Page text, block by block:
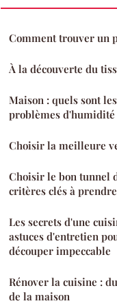
Comment trouver un
À la découverte du
Maison : quels sont
problèmes d'humidité
Choisir la meilleure
Choisir le bon tunnel
critères clés à
Les secrets d'une
astuces d'entretien
découper impeccable
Rénover la cuisine :
de la maison